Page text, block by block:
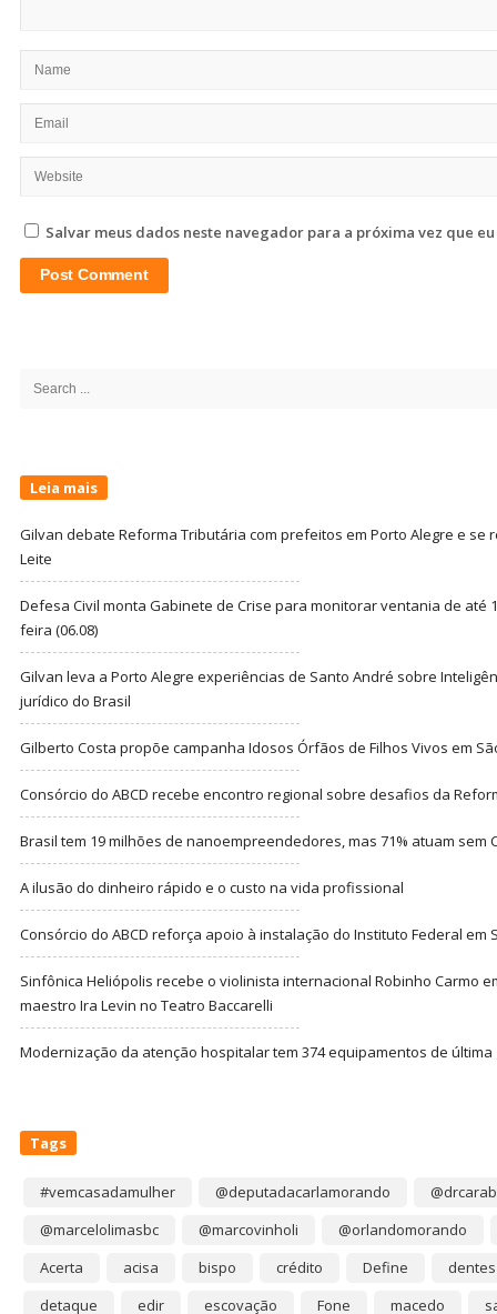
Salvar meus dados neste navegador para a próxima vez que
Search
Leia mais
Gilvan debate Reforma Tributária com prefeitos em Porto Alegre e se
Leite
Defesa Civil monta Gabinete de Crise para monitorar ventania de até
feira (06.08)
Gilvan leva a Porto Alegre experiências de Santo André sobre
jurídico do Brasil
Gilberto Costa propõe campanha Idosos Órfãos de Filhos Vivos em
Consórcio do ABCD recebe encontro regional sobre desafios da
Brasil tem 19 milhões de nanoempreendedores, mas 71% atuam sem
A ilusão do dinheiro rápido e o custo na vida profissional
Consórcio do ABCD reforça apoio à instalação do Instituto Federal em
Sinfônica Heliópolis recebe o violinista internacional Robinho Carmo
maestro Ira Levin no Teatro Baccarelli
Modernização da atenção hospitalar tem 374 equipamentos de última
Tags
#vemcasadamulher @deputadacarlamorando
@marcelolimasbc
@marcovinholi
@orlandomorando
Acerta
acisa bispo crédito Define
dentes
detaque
edir escovação Fone macedo